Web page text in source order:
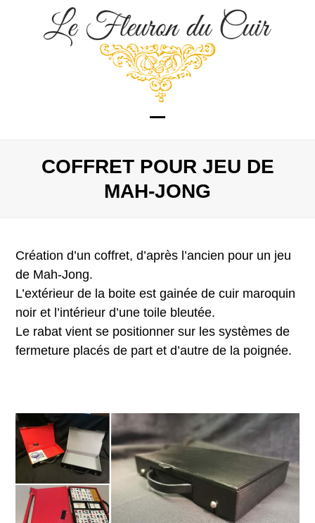
mobile
menu
mobile
menu
COFFRET POUR JEU DE
MAH-JONG
Création d’un coffret, d’après l’ancien pour un jeu
de Mah-Jong.
L’extérieur de la boite est gainée de cuir maroquin
noir et l’intérieur d’une toile bleutée.
Le rabat vient se positionner sur les systèmes de
fermeture placés de part et d’autre de la poignée.